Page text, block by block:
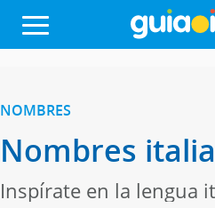
NOMBRES
Nombres
Inspírate en la lengua